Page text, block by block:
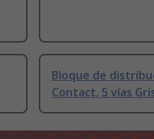
Bloque de
Contact, 5 vías